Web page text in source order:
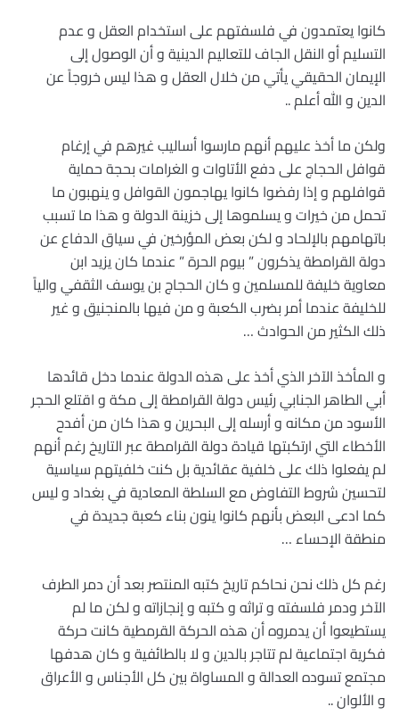
كانوا يعتمدون في فلسفتهم على استخدام العقل و عدم
التسليم أو النقل الجاف للتعاليم الدينية و أن الوصول إلى
الإيمان الحقيقي يأتي من خلال العقل و هذا ليس خروجاً عن
الدين و الله أعلم ..
ولكن ما أخذ عليهم أنهم مارسوا أساليب غيرهم في إرغام
قوافل الحجاج على دفع الأتاوات و الغرامات بحجة حماية
قوافلهم و إذا رفضوا كانوا يهاجمون القوافل و ينهبون ما
تحمل من خيرات و يسلموها إلى خزينة الدولة و هذا ما تسبب
باتهامهم بالإلحاد و لكن بعض المؤرخين في سياق الدفاع عن
دولة القرامطة يذكرون ” بيوم الحرة ” عندما كان يزيد ابن
معاوية خليفة للمسلمين و كان الحجاج بن يوسف الثقفي والياً
للخليفة عندما أمر بضرب الكعبة و من فيها بالمنجنيق و غير
ذلك الكثير من الحوادث …
و المأخذ الآخر الذي أخذ على هذه الدولة عندما دخل قائدها
أبي الطاهر الجنابي رئيس دولة القرامطة إلى مكة و اقتلع الحجر
الأسود من مكانه و أرسله إلى البحرين و هذا كان من أفدح
الأخطاء التي ارتكبتها قيادة دولة القرامطة عبر التاريخ رغم أنهم
لم يفعلوا ذلك على خلفية عقائدية بل كنت خلفيتهم سياسية
لتحسين شروط التفاوض مع السلطة المعادية في بغداد و ليس
كما ادعى البعض بأنهم كانوا ينون بناء كعبة جديدة في
منطقة الإحساء …
رغم كل ذلك نحن نحاكم تاريخ كتبه المنتصر بعد أن دمر الطرف
الآخر ودمر فلسفته و تراثه و كتبه و إنجازاته و لكن ما لم
يستطيعوا أن يدمروه أن هذه الحركة القرمطية كانت حركة
فكرية اجتماعية لم تتاجر بالدين و لا بالطائفية و كان هدفها
مجتمع تسوده العدالة و المساواة بين كل الأجناس و الأعراق
و الألوان ..